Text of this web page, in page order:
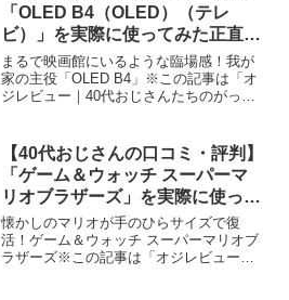
「OLED B4（OLED）（テレ
ビ）」を実際に使ってみた正直感
想
まるで映画館にいるような臨場感！我が
家の主役「OLED B4」※この記事は「オ
ジレビュー｜40代おじさんたちのがっち
したいのが「OLED B4」テレビです。こ
のOLED...
【40代おじさんの口コミ・評判】
「ゲーム＆ウォッチ スーパーマ
リオブラザーズ」を実際に使って
みた正直感想
懐かしのマリオが手のひらサイズで復
活！ゲーム＆ウォッチ スーパーマリオブ
ラザーズ※この記事は「オジレビュー｜